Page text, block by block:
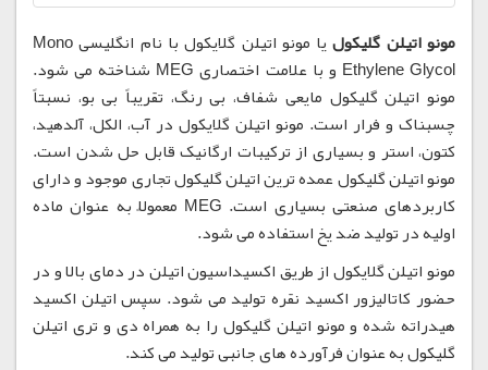
مونو اتیلن گلیکول
یا مونو اتیلن گلایکول با نام انگلیسی Mono
Ethylene Glycol و با علامت اختصاری MEG شناخته می شود.
مونو اتیلن گلیکول مایعی شفاف، بی رنگ، تقریباً بی بو، نسبتاً
چسبناک و فرار است. مونو اتیلن گلایکول در آب، الکل، آلدهید،
کتون، استر و بسیاری از ترکیبات ارگانیک قابل حل شدن است.
مونو اتیلن گلیکول عمده ترین اتیلن گلیکول تجاری موجود و دارای
کاربردهای صنعتی بسیاری است. MEG معمولاً به عنوان ماده
اولیه در تولید ضد یخ استفاده می شود.
مونو اتیلن گلایکول از طریق اکسیداسیون اتیلن در دمای بالا و در
حضور کاتالیزور اکسید نقره تولید می شود. سپس اتیلن اکسید
هیدراته شده و مونو اتیلن گلیکول را به همراه دی و تری اتیلن
گلیکول به عنوان فرآورده های جانبی تولید می کند.